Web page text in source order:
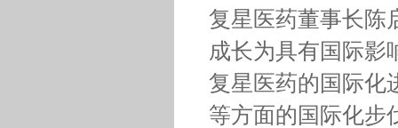
复星医药董事长陈
成长为具有国际影
复星医药的国际化
等方面的国际化步